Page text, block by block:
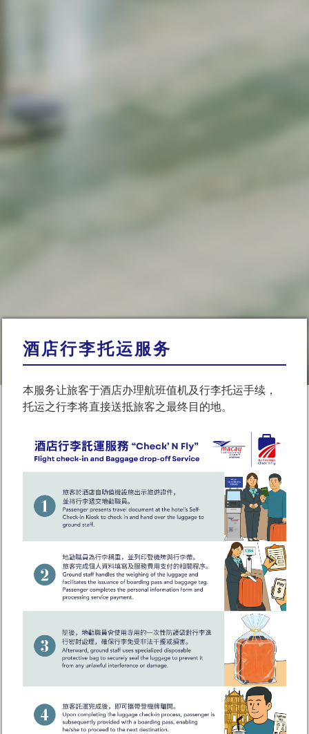
酒店行李托运服务
本服务让旅客于酒店办理航班值机及行李托运手续，
托运之行李将直接送抵旅客之最终目的地。